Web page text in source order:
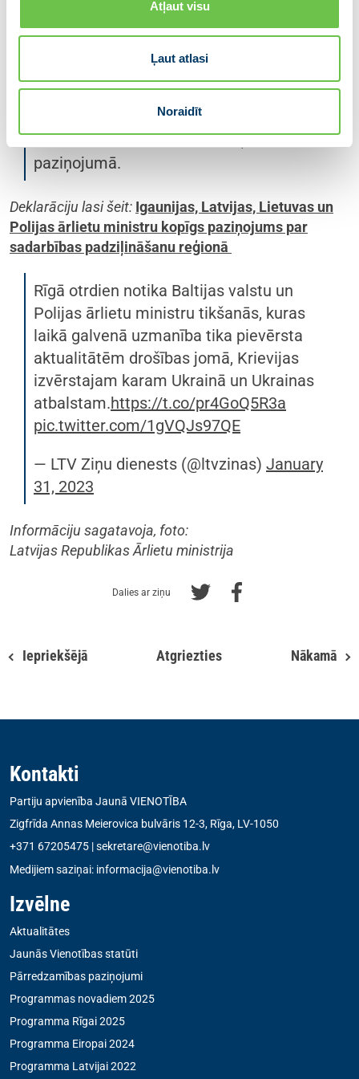
Atļaut visu
Ļaut atlasi
Noraidīt
NATO un Apvienoto Nāciju Organizācijā.
Mēs atkārtoti uzsveram, ka ir ļoti svarīgi
turpināt politisku, militāru, finansiālu
Sadarbība NATO, piešķirot neaizstājamu
nozīmi ciešai transatlantiskajai saiknei,
ir mūsu drošības stūrakmens,” teikts
paziņojumā.
Deklarāciju lasi šeit: Igaunijas, Latvijas, Lietuvas un
Polijas ārlietu ministru kopīgs paziņojums par
sadarbības padziļināšanu reģionā
Rīgā otrdien notika Baltijas valstu un
Polijas ārlietu ministru tikšanās, kuras
laikā galvenā uzmanība tika pievērsta
aktualitātēm drošības jomā, Krievijas
izvērstajam karam Ukrainā un Ukrainas
atbalstam.https://t.co/pr4GoQ5R3a
pic.twitter.com/1gVQJs97QE
— LTV Ziņu dienests (@ltvzinas) January
31, 2023
Informāciju sagatavoja, foto:
Latvijas Republikas Ārlietu ministrija
Dalies ar ziņu
Iepriekšējā Atgriezties Nākamā
Kontakti
Partiju apvienība Jaunā VIENOTĪBA
Zigfrīda Annas Meierovica bulvāris 12-3, Rīga, LV-1050
+371 67205475 |sekretare@vienotiba.lv
Medijiem saziņai: informacija@vienotiba.lv
Izvēlne
Aktualitātes
Jaunās Vienotības statūti
Pārredzamības paziņojumi
Programmas novadiem 2025
Programma Rīgai 2025
Programma Eiropai 2024
Programma Latvijai 2022